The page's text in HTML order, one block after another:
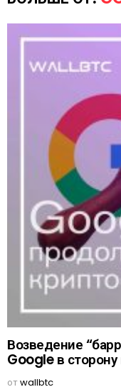
Возведение
Google в
отwallbtc